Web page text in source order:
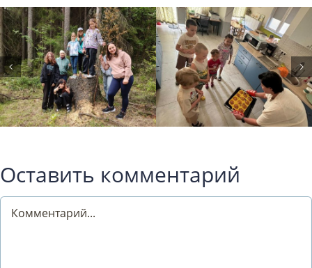
Оставить комментарий
Comment